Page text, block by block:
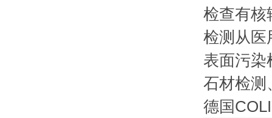
检查有核
检测从医
表面污染
石材检测
德国